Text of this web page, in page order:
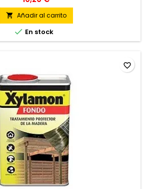
 Añadir al carrito
 En stock
favorite_border